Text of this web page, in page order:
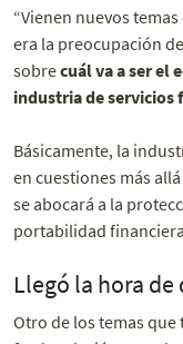
“Vienen nuevos
era la preocupación
sobrecuál va a ser el
industria de servicios
Básicamente, la
en cuestiones más
se abocará a la
portabilidad
Llegó la hora de
Otro de los temas que